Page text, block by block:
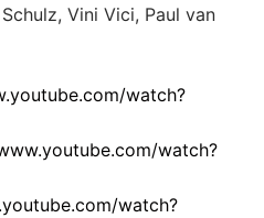
Vini Vici, Paul van
watch?
watch?
watch?